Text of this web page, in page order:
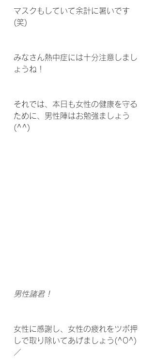
マスクもしていて余計に暑いです
(笑)
みなさん熱中症には十分注意しまし
ょうね！
それでは、本日も女性の健康を守る
ために、男性陣はお勉強ましょう
(^^)
男性諸君！
女性に感謝し、女性の疲れをツボ押
しで取り除いてあげましょう(^O^)
／